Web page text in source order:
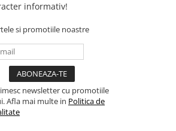
- grupate
univerale
informativ!
si promotiile noastre
newsletter cu promotiile
Afla mai multe in Politica de